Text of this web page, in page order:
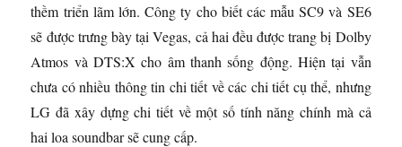
thềm triển lãm lớn. Công ty cho biết các mẫu SC9 và SE6
sẽ được trưng bày tại Vegas, cả hai đều được trang bị Dolby
Atmos và DTS:X cho âm thanh sống động. Hiện tại vẫn
chưa có nhiều thông tin chi tiết về các chi tiết cụ thể, nhưng
LG đã xây dựng chi tiết về một số tính năng chính mà cả
hai loa soundbar sẽ cung cấp.